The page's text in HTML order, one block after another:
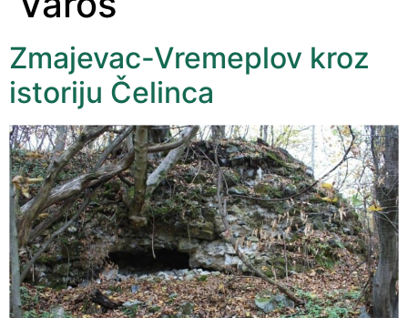
Zmajevac-Vremeplov kroz
istoriju Čelinca